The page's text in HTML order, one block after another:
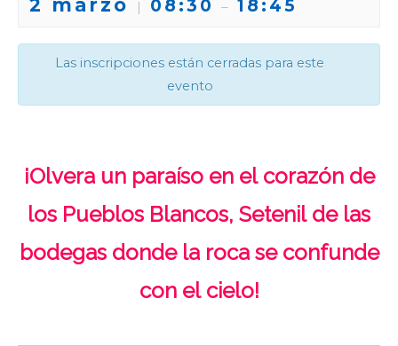
2 marzo | 08:30 – 18:45
Las inscripciones están cerradas para este
evento
¡Olvera un paraíso en el corazón de
los Pueblos Blancos, Setenil de las
bodegas donde la roca se confunde
con el cielo!